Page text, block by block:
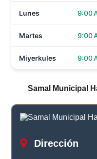
Lunes 9:00
Martes 9:00
Miyerkules 9:00
Samal Municipal
Dirección